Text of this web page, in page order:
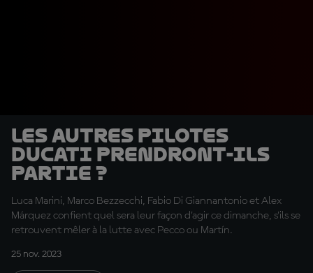
Les autres pilotes
Ducati prendront-ils
partie ?
Luca Marini, Marco Bezzecchi, Fabio Di Giannantonio et Alex
Márquez confient quel sera leur façon d'agir ce dimanche, s'ils se
retrouvent mêler à la lutte avec Pecco ou Martín.
25 nov. 2023